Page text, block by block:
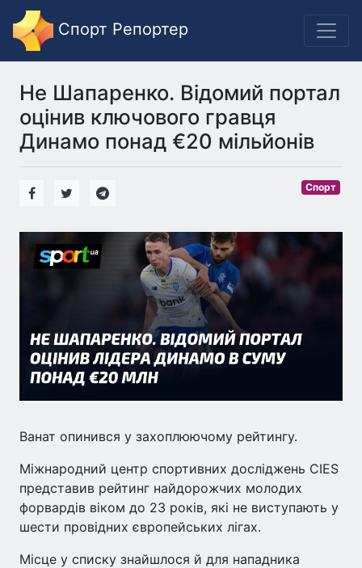
Спорт Репортер
Не Шапаренко. Відомий портал
оцінив ключового гравця
Динамо понад €20 мільйонів
Спорт
Ванат опинився у захоплюючому рейтингу.
Міжнародний центр спортивних досліджень CIES
представив рейтинг найдорожчих молодих
форвардів віком до 23 років, які не виступають у
шести провідних європейських лігах.
Місце у списку знайшлося й для нападника